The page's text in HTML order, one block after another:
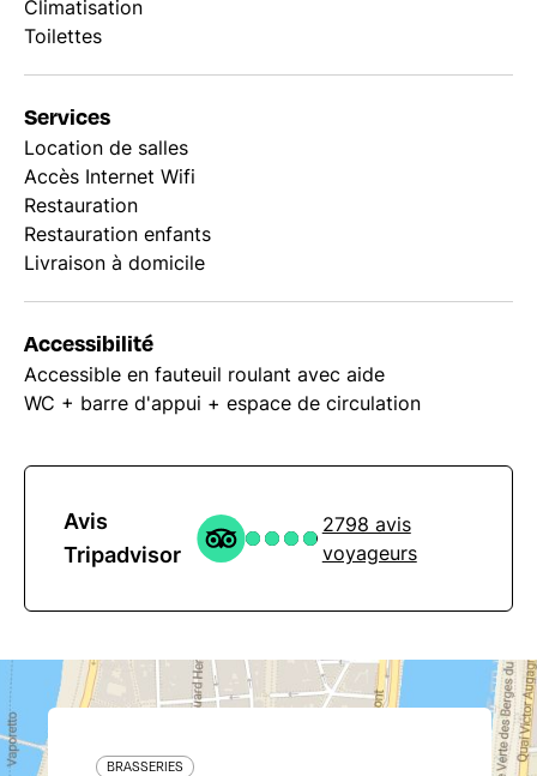
Climatisation
Toilettes
Services
Location de salles
Accès Internet Wifi
Restauration
Restauration enfants
Livraison à domicile
Accessibilité
Accessible en fauteuil roulant avec aide
WC + barre d'appui + espace de circulation
Avis
Tripadvisor
2798 avis
voyageurs
BRASSERIES